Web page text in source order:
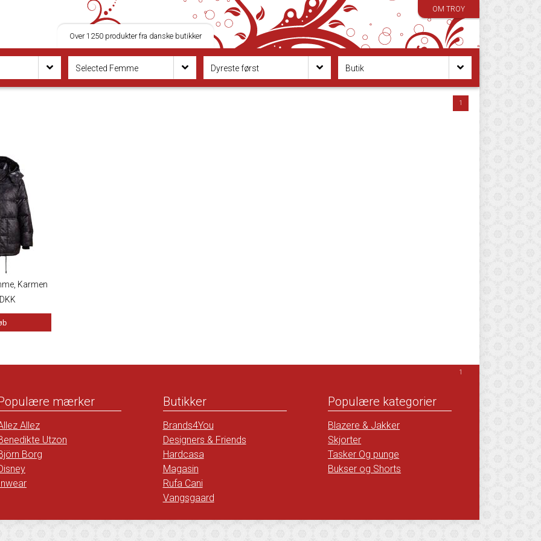
OM TROY
Over 1250 produkter fra danske butikker
Selected Femme Dyreste først Butik
1
Karmen
India Ink
DKK
1
mærker
Allez
Utzon
Borg
Butikker
Brands4You
Designers & Friends
Hardcasa
Magasin
Rufa Cani
Vangsgaard
Populære kategorier
Blazere & Jakker
Skjorter
Tasker Og punge
Bukser og Shorts